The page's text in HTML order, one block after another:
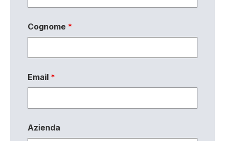
Cognome *
Email *
Azienda